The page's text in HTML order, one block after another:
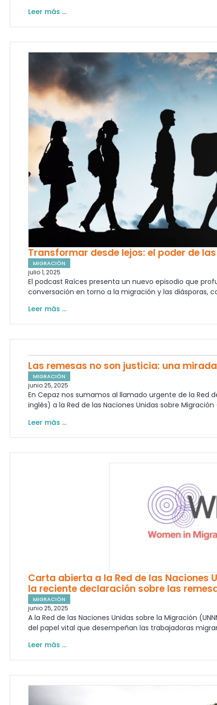
Leer más ...
Transformar desde lejos: el poder de
MIGRACIÓN
julio 1, 2025
El podcast Raíces presenta un nuevo episodio que
conversación en torno a la migración y las diásporas,
Leer más ...
Las remesas no son justicia: una
MIGRACIÓN
junio 25, 2025
En Cepaz nos sumamos al llamado urgente de la Red
inglés) a la Red de las Naciones Unidas sobre Migración
Leer más ...
Carta abierta a la Red de las Naciones
la reciente declaración sobre las
MIGRACIÓN
junio 25, 2025
A la Red de las Naciones Unidas sobre la Migración
del papel vital que desempeñan las trabajadoras
Leer más ...